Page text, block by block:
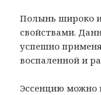
Полынь широко
свойствами.
успешно
воспаленной и
Эссенцию можно